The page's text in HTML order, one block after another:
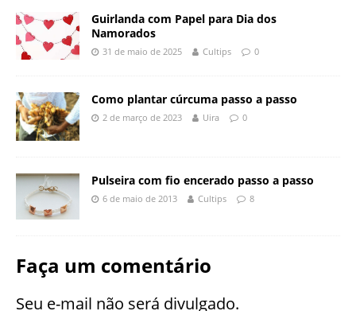
Guirlanda com Papel para Dia dos
Namorados
31 de maio de 2025 Cultips 0
Como plantar cúrcuma passo a passo
2 de março de 2023 Uira 0
Pulseira com fio encerado passo a passo
6 de maio de 2013 Cultips 8
Faça um comentário
Seu e-mail não será divulgado.